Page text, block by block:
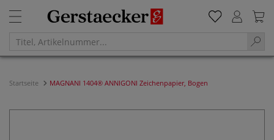
Startseite MAGNANI 1404® ANNIGONI Zeichenpapier, Bogen